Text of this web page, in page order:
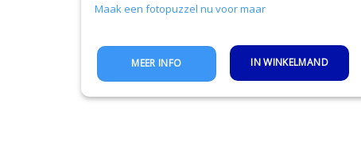
Maak een fotopuzzel nu voor maar
IN WINKELMAND
MEER INFO